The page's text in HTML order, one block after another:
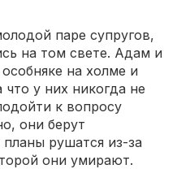
паре супругов,
на том свете. Адам и
на холме и
что у них никогда не
к вопросу
они берут
рушатся из-за
они умирают.